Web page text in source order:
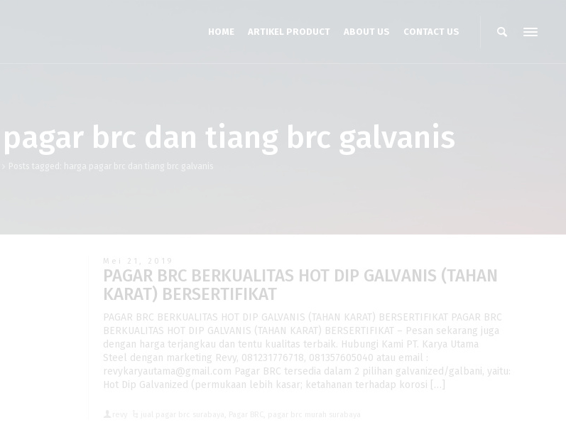
HOME ARTIKEL PRODUCT ABOUT US CONTACT US
brc dan tiang brc galvanis
Posts tagged: harga pagar brc dan tiang brc galvanis
Mei 21, 2019
PAGAR BRC BERKUALITAS HOT DIP GALVANIS (TAHAN
KARAT) BERSERTIFIKAT
PAGAR BRC BERKUALITAS HOT DIP GALVANIS (TAHAN KARAT) BERSERTIFIKAT PAGAR BRC
BERKUALITAS HOT DIP GALVANIS (TAHAN KARAT) BERSERTIFIKAT – Pesan sekarang juga
dengan harga terjangkau dan tentu kualitas terbaik. Hubungi Kami PT. Karya Utama
Steel dengan marketing Revy, 081231776718, 081357605040 atau email :
revykaryautama@gmail.com Pagar BRC tersedia dalam 2 pilihan galvanized/galbani, yaitu:
Hot Dip Galvanized (permukaan lebih kasar; ketahanan terhadap korosi […]